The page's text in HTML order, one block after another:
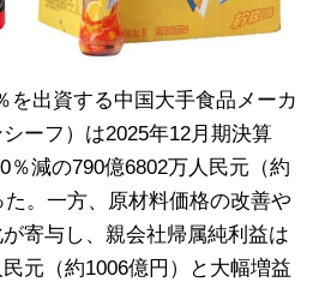
を出資する中国大手食品メーカ
ーフ）は2025年12月期決算
％減の790億6802万人民元（約
た。一方、原材料価格の改善や
寄与し、親会社帰属純利益は
元（約1006億円）と大幅増益